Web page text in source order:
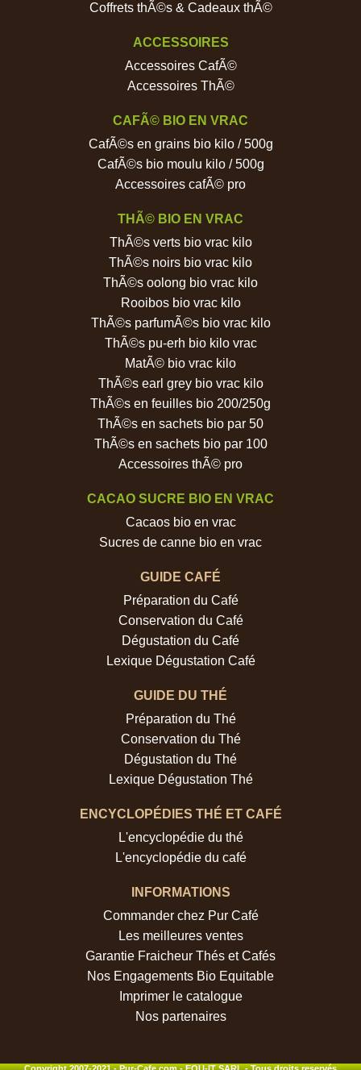
Coffrets thÃ©s & Cadeaux thÃ©
ACCESSOIRES
Accessoires CafÃ©
Accessoires ThÃ©
CAFÃ© BIO EN VRAC
CafÃ©s en grains bio kilo / 500g
CafÃ©s bio moulu kilo / 500g
Accessoires cafÃ© pro
THÃ© BIO EN VRAC
ThÃ©s verts bio vrac kilo
ThÃ©s noirs bio vrac kilo
ThÃ©s oolong bio vrac kilo
Rooibos bio vrac kilo
ThÃ©s parfumÃ©s bio vrac kilo
ThÃ©s pu-erh bio kilo vrac
MatÃ© bio vrac kilo
ThÃ©s earl grey bio vrac kilo
ThÃ©s en feuilles bio 200/250g
ThÃ©s en sachets bio par 50
ThÃ©s en sachets bio par 100
Accessoires thÃ© pro
CACAO SUCRE BIO EN VRAC
Cacaos bio en vrac
Sucres de canne bio en vrac
GUIDE CAFÉ
Préparation du Café
Conservation du Café
Dégustation du Café
Lexique Dégustation Café
GUIDE DU THÉ
Préparation du Thé
Conservation du Thé
Dégustation du Thé
Lexique Dégustation Thé
ENCYCLOPÉDIES THÉ ET CAFÉ
L'encyclopédie du thé
L'encyclopédie du café
INFORMATIONS
Commander chez Pur Café
Les meilleures ventes
Garantie Fraicheur Thés et Cafés
Nos Engagements Bio Equitable
Imprimer le catalogue
Nos partenaires